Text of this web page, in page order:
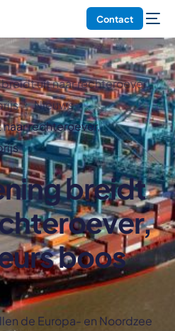
Contact
uit naar rechteroever,
Nieuws
rechteroever,
breidt
boos
de Europa- en Noordzee